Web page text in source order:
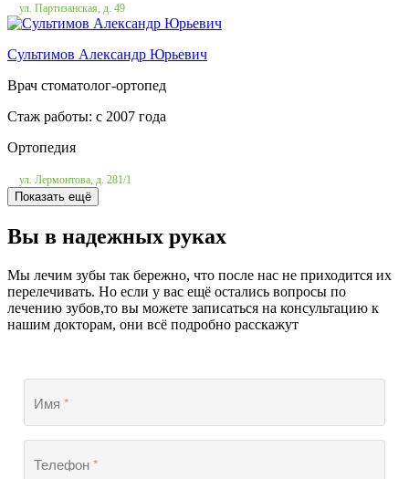
ул. Партизанская, д. 49
Сультимов Александр Юрьевич
Врач стоматолог-ортопед
Стаж работы: c 2007 года
Ортопедия
ул. Лермонтова, д. 281/1
Показать ещё
Вы в надежных руках
Мы лечим зубы так бережно, что после нас не приходится их
перелечивать. Но если у вас ещё остались вопросы по
лечению зубов,то вы можете записаться на консультацию к
нашим докторам, они всё подробно расскажут
Имя *
Телефон*